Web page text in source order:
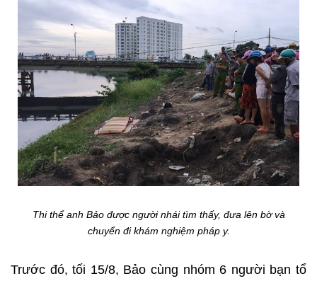
Thi thể anh Bảo được người nhái tìm thấy, đưa lên bờ và
chuyển đi khám nghiệm pháp y.
Trước đó, tối 15/8, Bảo cùng nhóm 6 người bạn tổ